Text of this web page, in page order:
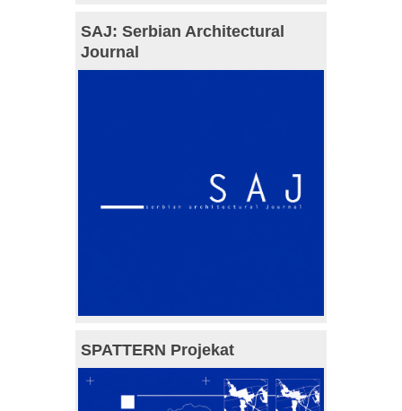
SAJ: Serbian Architectural
Journal
SPATTERN Projekat